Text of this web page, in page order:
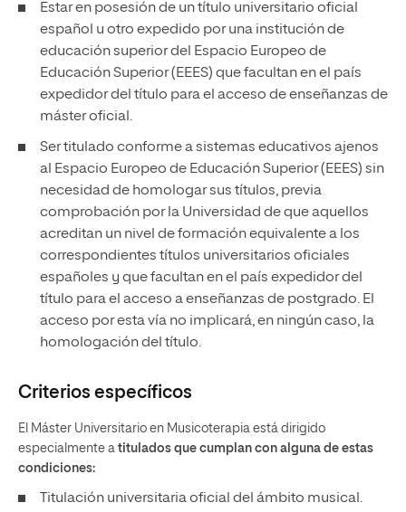
Estar en posesión de un título universitario oficial
español u otro expedido por una institución de
educación superior del Espacio Europeo de
Educación Superior (EEES) que facultan en el país
expedidor del título para el acceso de enseñanzas de
máster oficial.
Ser titulado conforme a sistemas educativos ajenos
al Espacio Europeo de Educación Superior (EEES) sin
necesidad de homologar sus títulos, previa
comprobación por la Universidad de que aquellos
acreditan un nivel de formación equivalente a los
correspondientes títulos universitarios oficiales
españoles y que facultan en el país expedidor del
título para el acceso a enseñanzas de postgrado. El
acceso por esta vía no implicará, en ningún caso, la
homologación del título.
Criterios específicos
El Máster Universitario en Musicoterapia está dirigido
especialmente a titulados que cumplan con alguna de estas
condiciones:
Titulación universitaria oficial del ámbito musical.